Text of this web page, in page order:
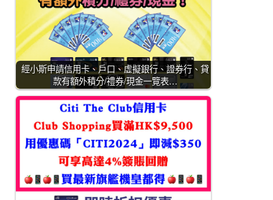
經小斯申請信用卡、戶口、虛擬銀行、證券行、貸
款有額外積分/禮券/現金一覽表…